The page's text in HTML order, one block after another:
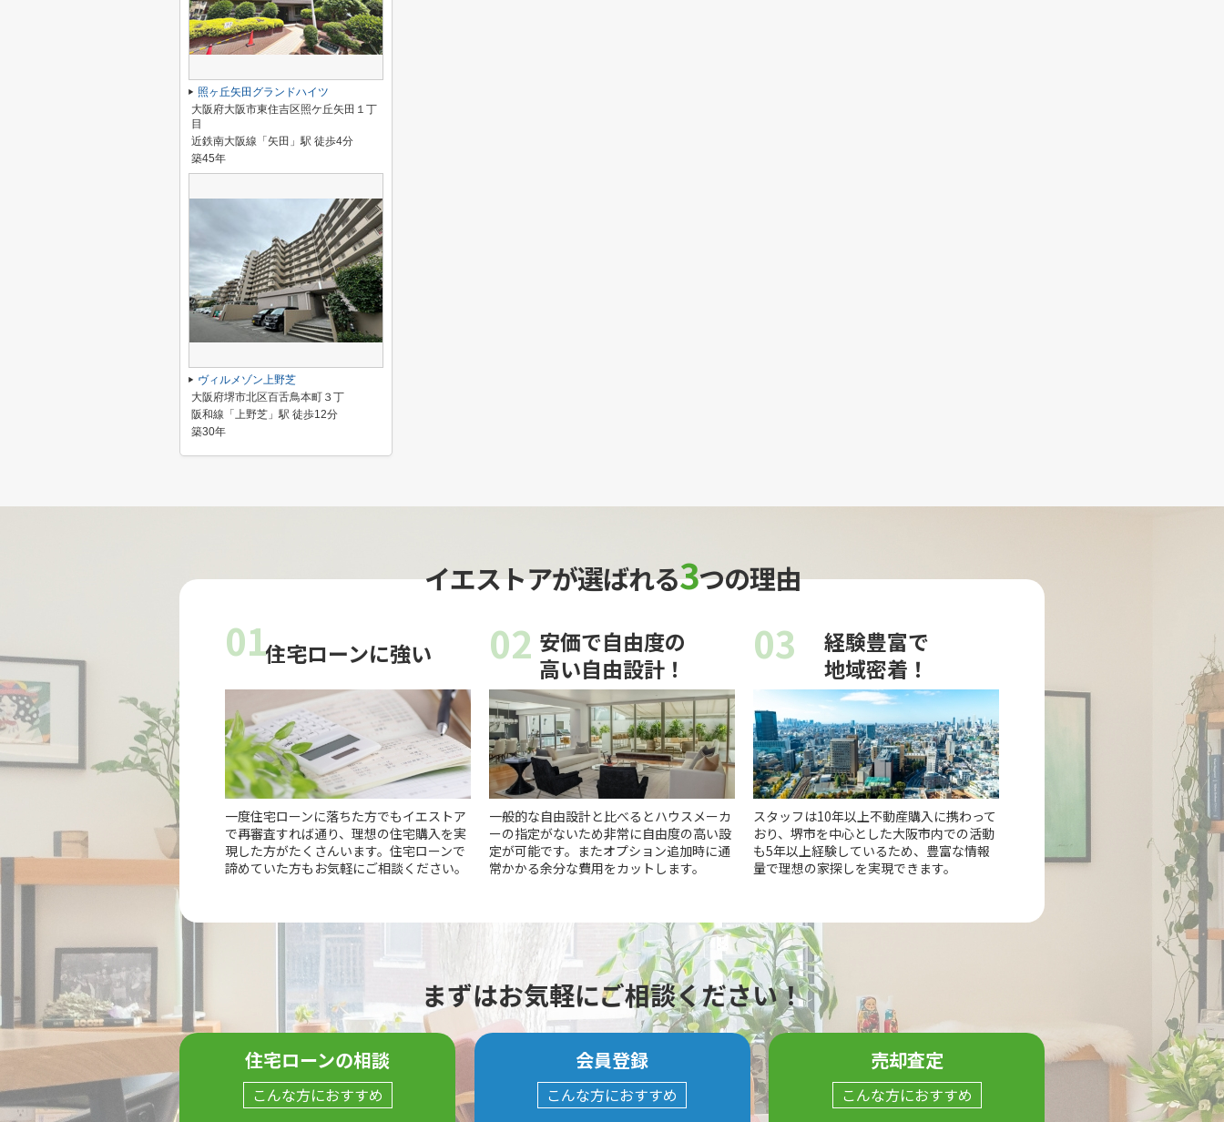
照ヶ丘矢田グランドハイツ
大阪府大阪市東住吉区照ケ丘矢田１丁
目
近鉄南大阪線「矢田」駅 徒歩4分
築45年
ヴィルメゾン上野芝
大阪府堺市北区百舌鳥本町３丁
阪和線「上野芝」駅 徒歩12分
築30年
イエストアが選ばれる3つの理由
01住宅ローンに強い
一度住宅ローンに落ちた方でもイエストア
で再審査すれば通り、理想の住宅購入を実
現した方がたくさんいます。住宅ローンで
諦めていた方もお気軽にご相談ください。
02 安価で自由度の
高い自由設計！
一般的な自由設計と比べるとハウスメーカ
ーの指定がないため非常に自由度の高い設
定が可能です。またオプション追加時に通
常かかる余分な費用をカットします。
03
経験豊富で
地域密着！
スタッフは10年以上不動産購入に携わって
おり、堺市を中心とした大阪市内での活動
も5年以上経験しているため、豊富な情報
量で理想の家探しを実現できます。
まずはお気軽にご相談ください！
住宅ローンの相談
こんな方におすすめ
会員登録
こんな方におすすめ
売却査定
こんな方におすすめ